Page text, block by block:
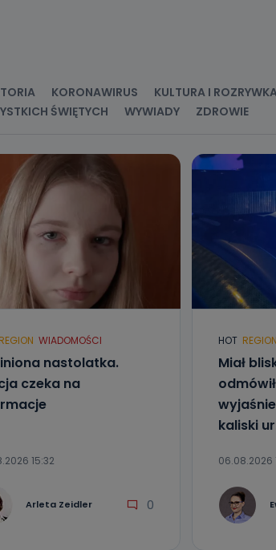
KORONAWIRUS KULTURA I
ŚWIĘTYCH WYWIADY ZDROWIE
REGION WIADOMOŚCI
nastolatka.
czeka na
15:32
Arleta Zeidler 0
HOT REGION
Miał
kaliski
06.08.2026